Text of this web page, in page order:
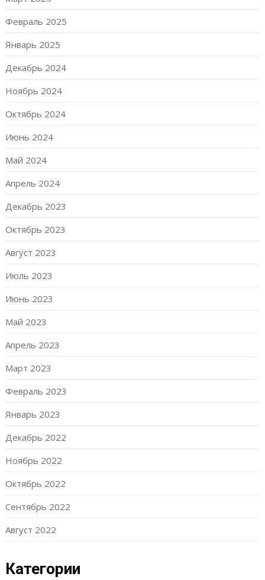
Февраль 2025
Январь 2025
Декабрь 2024
Ноябрь 2024
Октябрь 2024
Июнь 2024
Май 2024
Апрель 2024
Декабрь 2023
Октябрь 2023
Август 2023
Июль 2023
Июнь 2023
Май 2023
Апрель 2023
Март 2023
Февраль 2023
Январь 2023
Декабрь 2022
Ноябрь 2022
Октябрь 2022
Сентябрь 2022
Август 2022
Категории